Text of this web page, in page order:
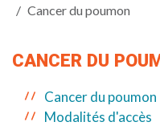
Cancer du poumon
CANCER DU
Cancer du poumon
Modalités d'accès